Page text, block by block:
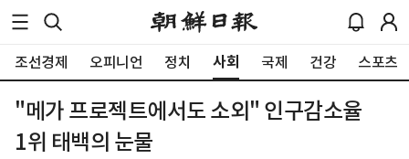
조선경제 오피니언 정치 사회 국제 건강 스포츠
"메가 프로젝트에서도 소외" 인구감소율
1위 태백의 눈물